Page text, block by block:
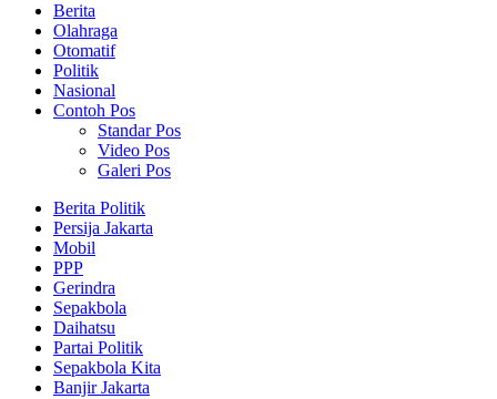
Berita
Olahraga
Otomatif
Politik
Nasional
Contoh Pos
Standar Pos
Video Pos
Galeri Pos
Berita Politik
Persija Jakarta
Mobil
PPP
Gerindra
Sepakbola
Daihatsu
Partai Politik
Sepakbola Kita
Banjir Jakarta